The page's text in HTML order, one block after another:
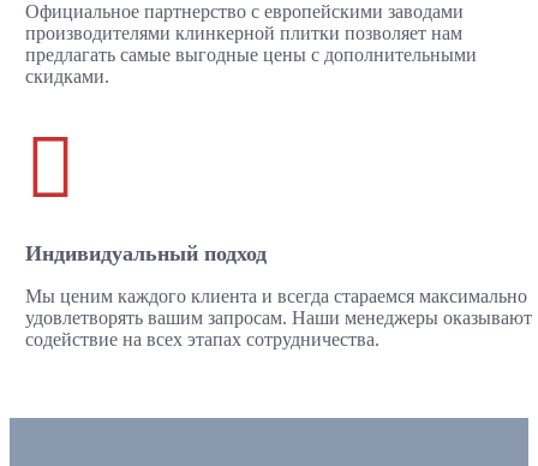
Официальное партнерство с европейскими заводами
производителями клинкерной плитки позволяет нам
предлагать самые выгодные цены с дополнительными
скидками.

Индивидуальный подход
Мы ценим каждого клиента и всегда стараемся максимально
удовлетворять вашим запросам. Наши менеджеры оказывают
содействие на всех этапах сотрудничества.